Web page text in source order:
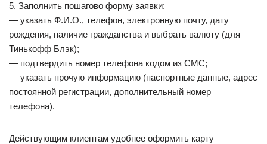
5. Заполнить пошагово форму заявки:
— указать Ф.И.О., телефон, электронную почту, дату
рождения, наличие гражданства и выбрать валюту (для
Тинькофф Блэк);
— подтвердить номер телефона кодом из СМС;
— указать прочую информацию (паспортные данные, адрес
постоянной регистрации, дополнительный номер
телефона).
Действующим клиентам удобнее оформить карту